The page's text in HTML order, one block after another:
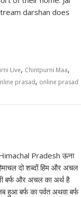
darshan does
Live, Chintpurni Maa,
prasad, online prasad
Pradesh ऊना
दो शब्दों हिम और अचल
बर्फ और अचल का अर्थ है
हुआ बर्फ का पर्वत अथवा बर्फ